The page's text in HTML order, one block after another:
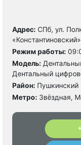
Адрес: СПб, ул.
Режим работы:
Модель:
Дентальный
Район: Пушкинский
Метро: Звёздная,